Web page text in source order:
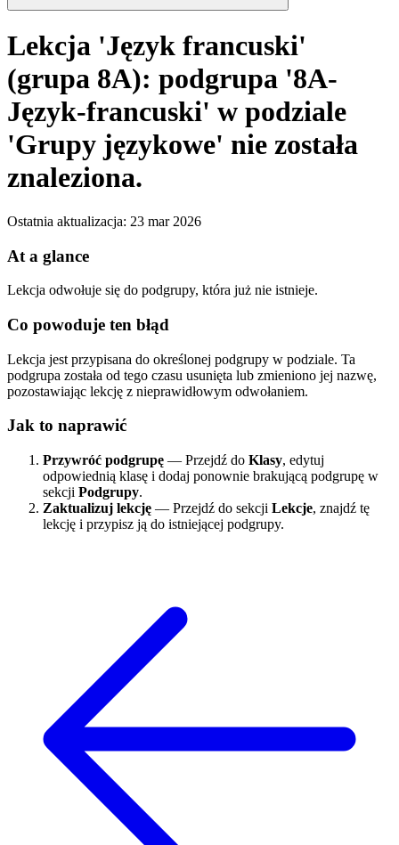
Lekcja 'Język francuski'
(grupa 8A): podgrupa '8A-
Język-francuski' w podziale
'Grupy językowe' nie została
znaleziona.
Ostatnia aktualizacja: 23 mar 2026
At a glance
Lekcja odwołuje się do podgrupy, która już nie istnieje.
Co powoduje ten błąd
Lekcja jest przypisana do określonej podgrupy w podziale. Ta
podgrupa została od tego czasu usunięta lub zmieniono jej nazwę,
pozostawiając lekcję z nieprawidłowym odwołaniem.
Jak to naprawić
Przywróć podgrupę — Przejdź do Klasy, edytuj
odpowiednią klasę i dodaj ponownie brakującą podgrupę w
sekcji Podgrupy.
Zaktualizuj lekcję — Przejdź do sekcji Lekcje, znajdź tę
lekcję i przypisz ją do istniejącej podgrupy.